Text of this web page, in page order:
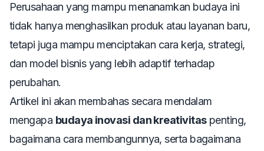
Perusahaan yang mampu menanamkan budaya ini
tidak hanya menghasilkan produk atau layanan baru,
tetapi juga mampu menciptakan cara kerja, strategi,
dan model bisnis yang lebih adaptif terhadap
perubahan.
Artikel ini akan membahas secara mendalam
mengapa budaya inovasi dan kreativitaspenting,
bagaimana cara membangunnya, serta bagaimana